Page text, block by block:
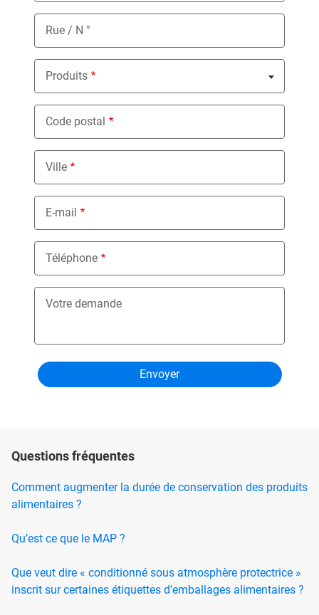
Rue / N °
Produits
Nothing selected
Code postal
Ville
E-mail
Téléphone
Votre demande
Questions fréquentes
Comment augmenter la durée de conservation des produits
alimentaires ?
Qu’est ce que le MAP ?
Que veut dire « conditionné sous atmosphère protectrice »
inscrit sur certaines étiquettes d'emballages alimentaires ?